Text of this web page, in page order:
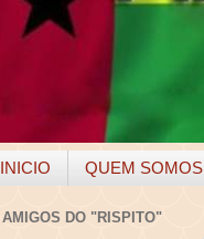
INICIO QUEM SOMOS
AMIGOS DO "RISPITO"